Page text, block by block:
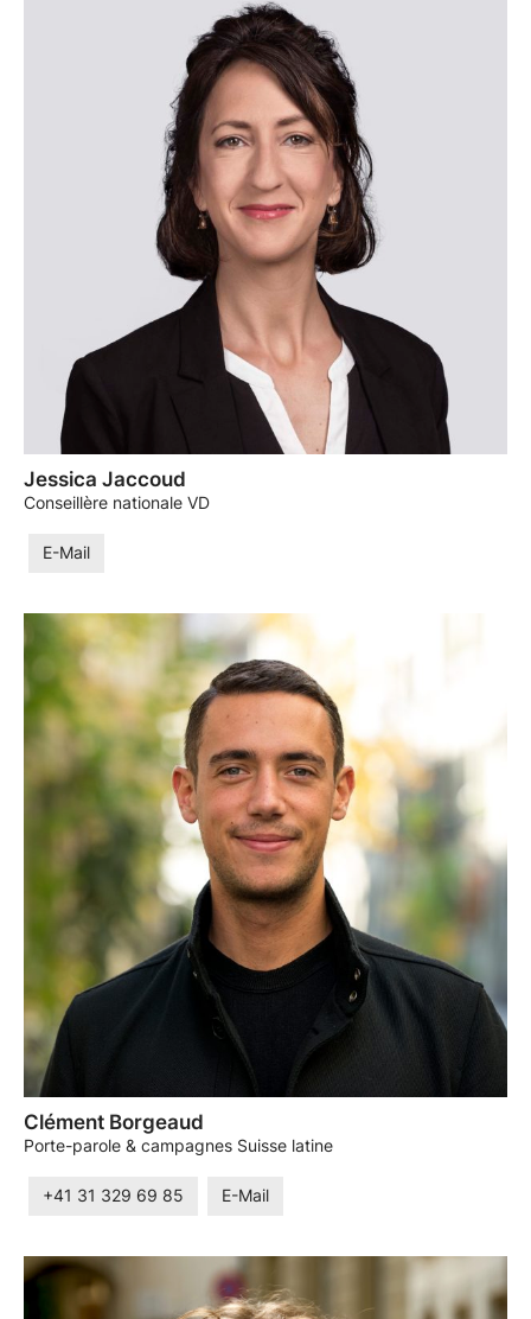
Jessica Jaccoud
Conseillère nationale VD
E-Mail
Clément Borgeaud
Porte-parole & campagnes Suisse latine
+41 31 329 69 85 E-Mail